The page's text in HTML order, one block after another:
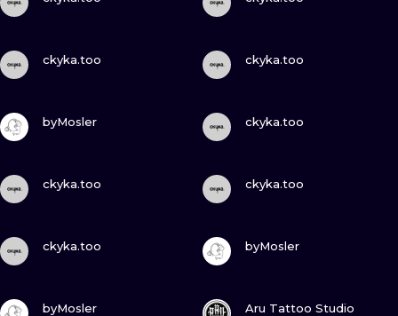
ckyka.too ckyka.too
byMosler ckyka.too
ckyka.too ckyka.too
ckyka.too byMosler
byMosler Aru Tattoo Studio